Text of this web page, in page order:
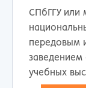
СПбГГУ или
передовым
заведением
учебных